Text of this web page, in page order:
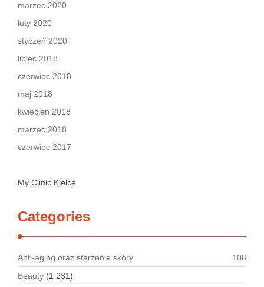
marzec 2020
luty 2020
styczeń 2020
lipiec 2018
czerwiec 2018
maj 2018
kwiecień 2018
marzec 2018
czerwiec 2017
My Clinic Kielce
Categories
Anti-aging oraz starzenie skóry
108
Beauty (1 231)